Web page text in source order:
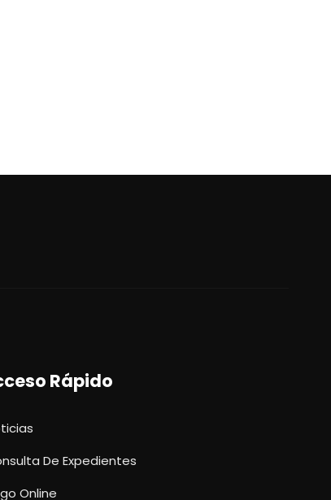
Rápido
De Expedientes
Online